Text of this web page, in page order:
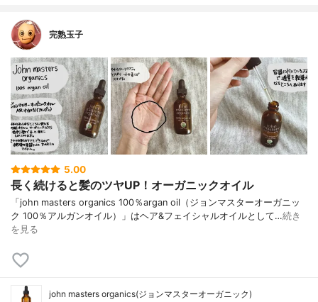
完熟玉子
5.00
長く続けると髪のツヤUP！オーガニックオイル
「john masters organics 100％argan oil（ジョンマスターオーガニッ
ク 100％アルガンオイル）」はヘア&フェイシャルオイルとして…続き
を見る
john masters organics(ジョンマスターオーガニック)